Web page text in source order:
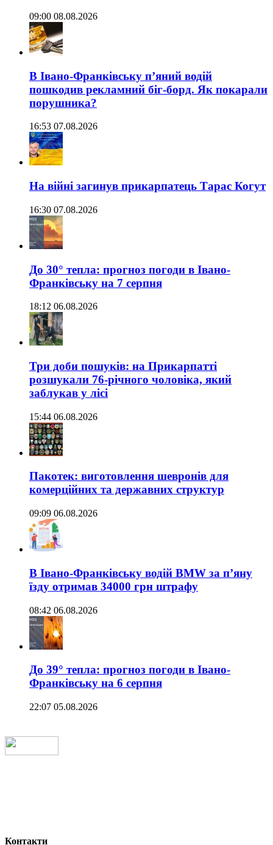
09:00 08.08.2026
В Івано-Франківську п’яний водій
пошкодив рекламний біг-борд. Як покарали
порушника?
16:53 07.08.2026
На війні загинув прикарпатець Тарас Когут
16:30 07.08.2026
До 30° тепла: прогноз погоди в Івано-
Франківську на 7 серпня
18:12 06.08.2026
Три доби пошуків: на Прикарпатті
розшукали 76-річного чоловіка, який
заблукав у лісі
15:44 06.08.2026
Пакотек: виготовлення шевронів для
комерційних та державних структур
09:09 06.08.2026
В Івано-Франківську водій BMW за п’яну
їзду отримав 34000 грн штрафу
08:42 06.08.2026
До 39° тепла: прогноз погоди в Івано-
Франківську на 6 серпня
22:07 05.08.2026
Контакти